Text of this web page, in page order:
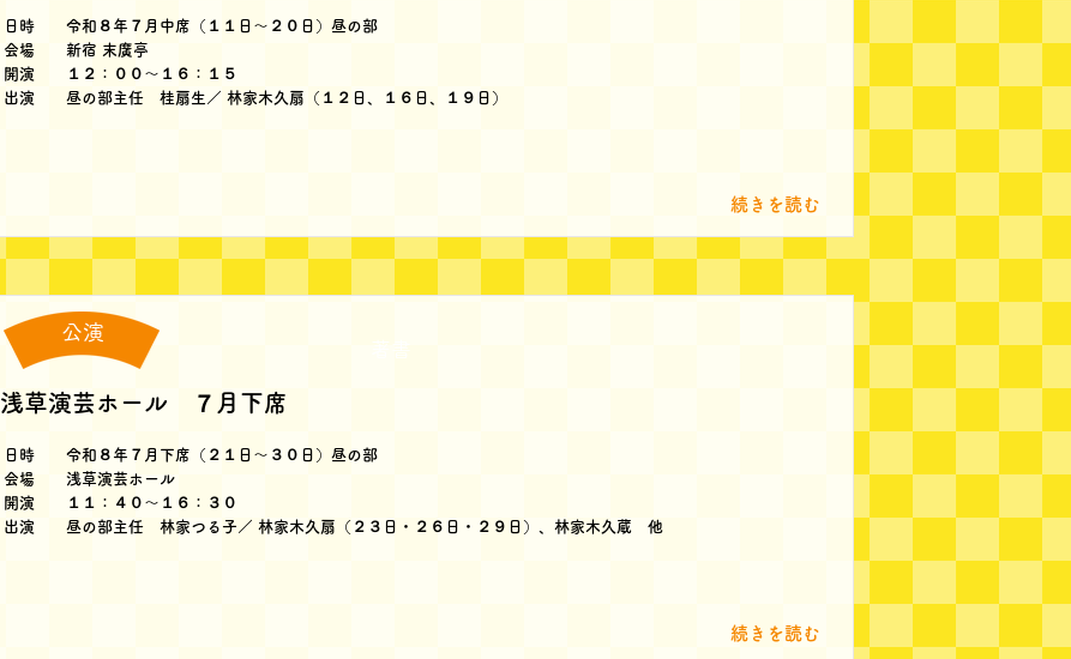
日時 令和８年７月中席（１１日～２０日）昼の部
会場 新宿 末廣亭
開演 １２：００～１６：１５
出演 昼の部主任 桂扇生／ 林家木久扇（１２日、１６日、１９日）
続きを読む
公演
浅草演芸ホール ７月下席
日時 令和８年７月下席（２１日～３０日）昼の部
会場 浅草演芸ホール
開演 １１：４０～１６：３０
出演 昼の部主任 林家つる子／ 林家木久扇（２３日・２６日・２９日）、林家木久蔵 他
続きを読む